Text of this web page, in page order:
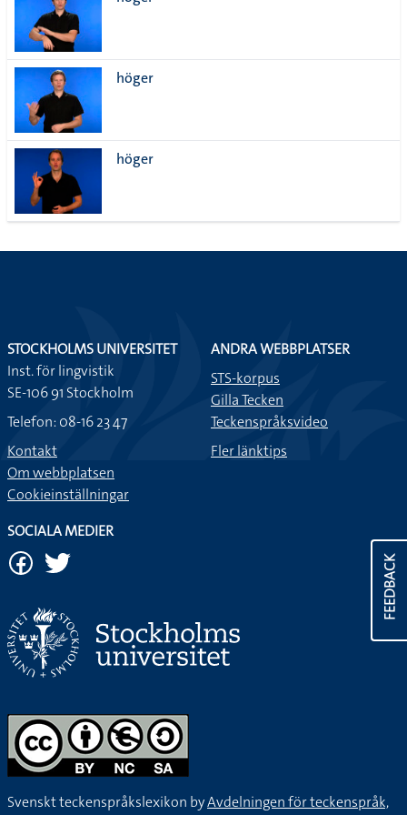
höger
höger
FEEDBACK
STOCKHOLMS UNIVERSITET
Inst. för lingvistik
SE-106 91 Stockholm
Telefon: 08-16 23 47
Kontakt
Om webbplatsen
Cookieinställningar
ANDRA WEBBPLATSER
STS-korpus
Gilla Tecken
Teckenspråksvideo
Fler länktips
SOCIALA MEDIER
Svenskt teckenspråkslexikon byAvdelningen för teckenspråk,